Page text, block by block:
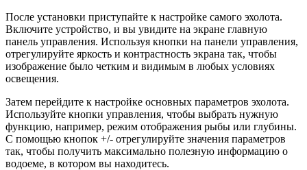
После установки приступайте к настройке самого эхолота.
Включите устройство, и вы увидите на экране главную
панель управления. Используя кнопки на панели управления,
отрегулируйте яркость и контрастность экрана так, чтобы
изображение было четким и видимым в любых условиях
освещения.
Затем перейдите к настройке основных параметров эхолота.
Используйте кнопки управления, чтобы выбрать нужную
функцию, например, режим отображения рыбы или глубины.
С помощью кнопок +/- отрегулируйте значения параметров
так, чтобы получить максимально полезную информацию о
водоеме, в котором вы находитесь.